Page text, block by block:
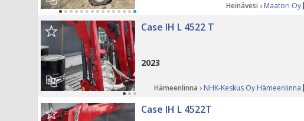
Heinävesi › Maatori Oy
Case IH L 4522 T
2023
Hämeenlinna › NHK-Keskus Oy Hämeenlinna
Case IH L 4522T